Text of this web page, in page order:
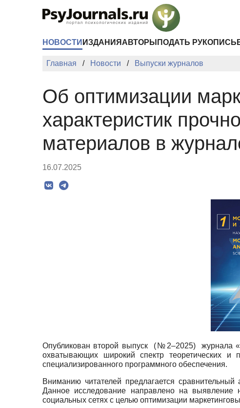
НОВОСТИ ИЗДАНИЯ АВТОРЫ ПОДАТЬ РУКОПИСЬ
Главная Новости Выпуски журналов
Об оптимизации
характеристик
материалов в
16.07.2025
Опубликован второй выпуск (№2–2025) журнала
охватывающих широкий спектр теоретических и
специализированного программного обеспечения.
Вниманию читателей предлагается
Данное исследование направлено на
социальных сетях с целью оптимизации